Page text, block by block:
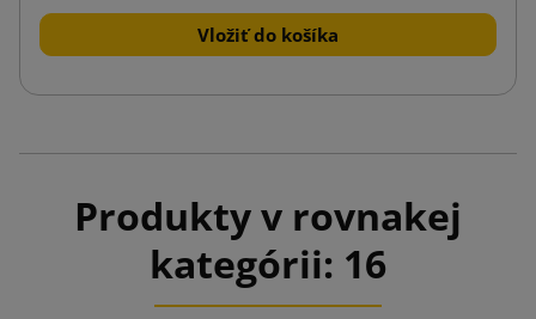
Vložiť do košíka
Produkty v rovnakej
kategórii: 16